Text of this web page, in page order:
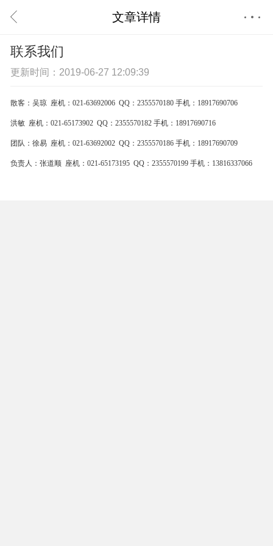
文章详情
联系我们
更新时间：2019-06-27 12:09:39
散客： 吴琼 座机： 021-63692006 QQ： 2355570180 手机： 18917690706
洪敏 座机：021-65173902 QQ：2355570182 手机： 18917690716
团队： 徐易 座机： 021-63692002 QQ： 2355570186 手机： 18917690709
负责人： 张道顺 座机： 021-65173195 QQ： 2355570199 手机： 13816337066